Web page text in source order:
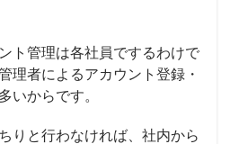
ト管理は各社員でするわけで
理者によるアカウント登録・
いからです。
りと行わなければ、社内から